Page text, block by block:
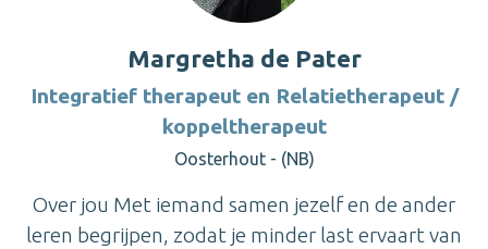
Margretha de Pater
Integratief therapeut en Relatietherapeut /
koppeltherapeut
Oosterhout - (NB)
Over jou Met iemand samen jezelf en de ander
leren begrijpen, zodat je minder last ervaart van